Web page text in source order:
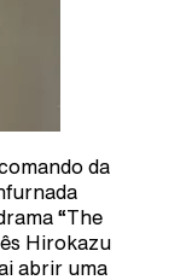
da
“The
Hirokazu
abrir uma